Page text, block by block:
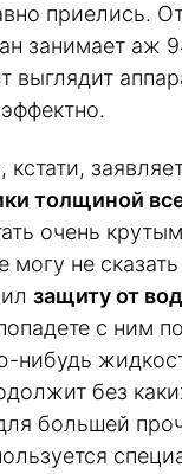
приелись.
занимает аж
выглядит
толщиной
очень крутым
могу не
защиту от
с ним
нибудь
без
большей